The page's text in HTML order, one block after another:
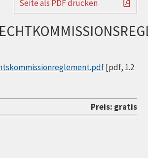
Seite als PDF drucken
[pdf, 1.2
Preis: gratis